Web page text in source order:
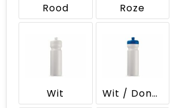
Rood Roze
Wit Wit / Donkerblauw